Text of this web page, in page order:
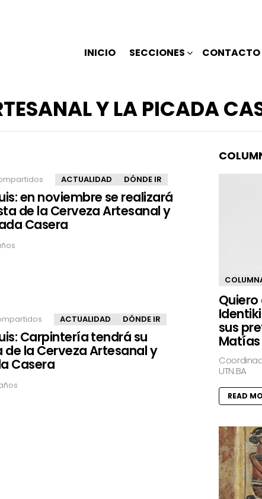
INICIO SECCIONES CONTACTO
Y LA PICADA
ACTUALIDAD DÓNDE IR
en noviembre se realizará
de la Cerveza Artesanal y
Casera
ACTUALIDAD DÓNDE IR
Carpintería tendrá su
de la Cerveza Artesanal y
Casera
sus
UTN.BA
READ